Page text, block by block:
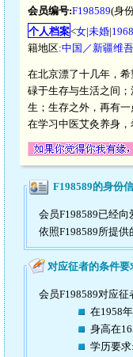
会员编号:F198589(身
个人档案<女|未婚|1968
籍地区:中国／新疆维
在北京漂了十几年，
碌于生存与生活之间
生；生存之外，再有
在学习中医艾灸养身，
F198589的身份
会员F198589已经向
依照F198589所提
对应征者的条件要
会员F198589对应征
在1958
身高在
学历要